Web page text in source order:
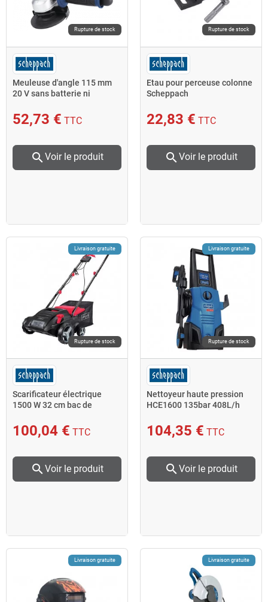
Rupture de stock
Meuleuse d'angle 115 mm
20 V sans batterie ni
52,73 € TTC
search Voir le produit
Rupture de stock
Etau pour perceuse colonne
Scheppach
22,83 € TTC
search Voir le produit
Livraison gratuite
Rupture de stock
Scarificateur électrique
1500 W 32 cm bac de
Scheppach
100,04 € TTC
search Voir le produit
Livraison gratuite
Rupture de stock
Nettoyeur haute pression
HCE1600 135bar 408L/h
104,35 € TTC
search Voir le produit
Livraison gratuite Livraison gratuite